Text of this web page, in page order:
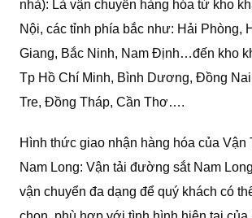
nhà): Là vận chuyển hàng hóa từ kho
Nội, các tỉnh phía bắc như: Hải Phòng,
Giang, Bắc Ninh, Nam Định…đến kho
Tp Hồ Chí Minh, Bình Dương, Đồng
Tre, Đồng Tháp, Cần Thơ….
Hình thức giao nhận hàng hóa của
Nam Long: Vận tải đường sắt Nam
vận chuyển đa dạng để quý khách có